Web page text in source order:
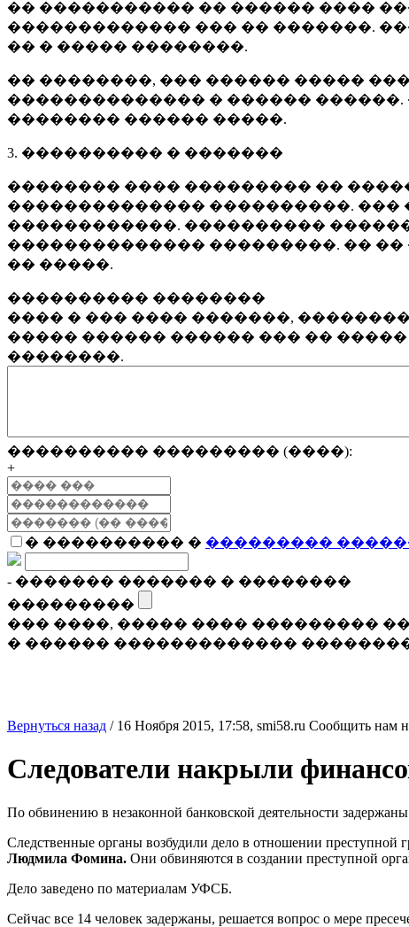
�� ����������� �� ������ ����
������������� ��� �� �������.
�� � ����� ��������.
�� ��������, ��� ������ �����
�������������� � ������
�������� ������ �����.
3. ���������� � �������
�������� ���� ��������� ��
�������������� ����������.
������������. ����������
�������������� ���������. ��
�� �����.
���������� ��������
���� � ��� ���� �������,
����� ������ ������ ��� ��
��������.
���������� ��������� (����):
+
� ���������� � ���������
- ������� ������� � ��������
���������
��� ����, ����� ���� ���������
� ������ �������������
Вернуться назад / 16 Ноября 2015, 17:58, smi58.ru Сообщить нам
Следователи накрыли
По обвинению в незаконной банковской деятельности
Следственные органы возбудили дело в отношении преступной
Людмила Фомина. Они обвиняются в создании преступной
Дело заведено по материалам УФСБ.
Сейчас все 14 человек задержаны, решается вопрос о мере